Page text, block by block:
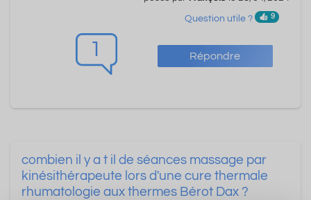
1 Répondre
Question utile ? 9
combien il y a t il de séances massage par
kinésithérapeute lors d'une cure thermale
rhumatologie aux thermes Bérot Dax ?